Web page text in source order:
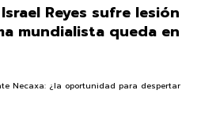
Reyes sufre lesión
mundialista queda en